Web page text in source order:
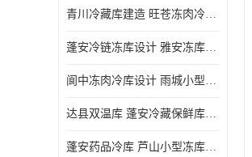
青川冷藏库建造 旺苍冻肉冷库安装 报价表
蓬安冷链冻库设计 雅安冻库保温板安装 采摘园
阆中冻肉冷库设计 雨城小型冷库设计 农产品基地
达县双温库 蓬安冷藏保鲜库设计 报价表
蓬安药品冷库 芦山小型冻库安装 报价表